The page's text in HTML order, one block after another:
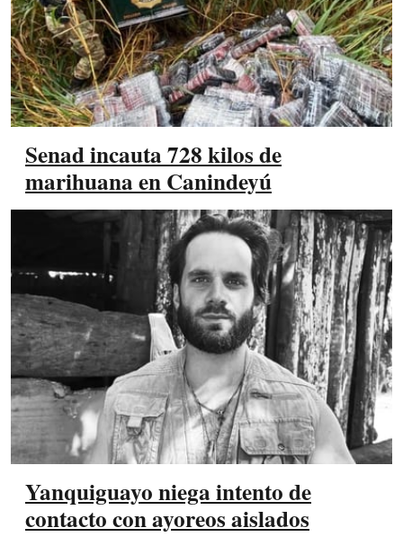
Senad incauta 728 kilos de
marihuana en Canindeyú
Yanquiguayo niega intento de
contacto con ayoreos aislados